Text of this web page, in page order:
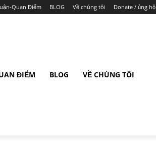
Quan Điểm BLOG Về chúng tôi Donate / ủng hộ
ĐIỂM BLOG VỀ CHÚNG TÔI